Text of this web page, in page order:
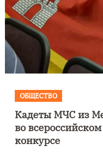
ОБЩЕСТВО
Кадеты МЧС из
во
конкурсе